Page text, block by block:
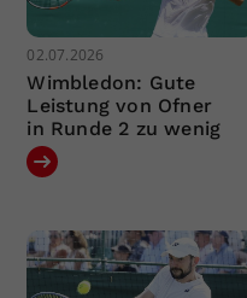
02.07.2026
Wimbledon: Gute
Leistung von Ofner
in Runde 2 zu wenig